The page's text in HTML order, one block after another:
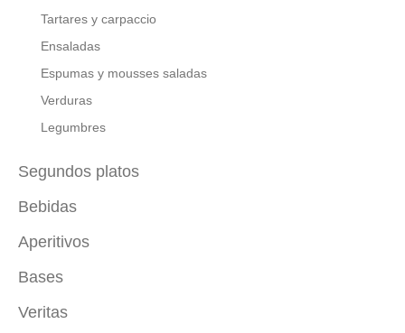
Tartares y carpaccio
Ensaladas
Espumas y mousses saladas
Verduras
Legumbres
Segundos platos
Carne
Pescado
Pizza
Proteínas vegetales
Bebidas
Con alcohol
Aperitivos
De cuchara
De brocheta
Bases
Salsas saladas
Veritas